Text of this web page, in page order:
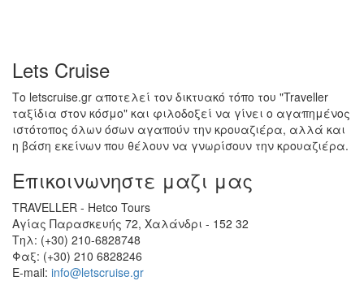
Lets Cruise
Το letscruise.gr αποτελεί τον δικτυακό τόπο του "Traveller
ταξίδια στον κόσμο" και φιλοδοξεί να γίνει ο αγαπημένος
ιστότοπος όλων όσων αγαπούν την κρουαζιέρα, αλλά και
η βάση εκείνων που θέλουν να γνωρίσουν την κρουαζιέρα.
Επικοινωνηστε μαζι μας
TRAVELLER - Hetco Tours
Αγίας Παρασκευής 72, Χαλάνδρι - 152 32
Τηλ: (+30) 210-6828748
Φαξ: (+30) 210 6828246
E-mail: info@letscruise.gr